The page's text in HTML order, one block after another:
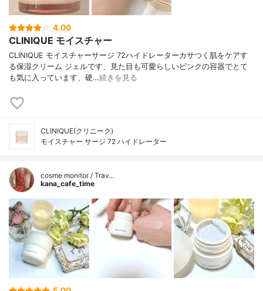
4.00
CLINIQUE モイスチャー
CLINIQUE モイスチャーサージ 72ハイドレーターカサつく肌をケアす
る保湿クリーム ジェルです、見た目も可愛らしいピンクの容器でとて
も気に入っています、硬…続きを見る
CLINIQUE(クリニーク)
モイスチャー サージ 72 ハイドレーター
cosme monitor / Trav…
kana_cafe_time